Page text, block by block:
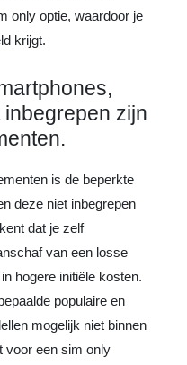
only optie, waardoor je
krijgt.
zijn
is de beperkte
deze niet inbegrepen
dat je zelf
van een losse
hogere initiële kosten.
populaire en
mogelijk niet binnen
voor een sim only